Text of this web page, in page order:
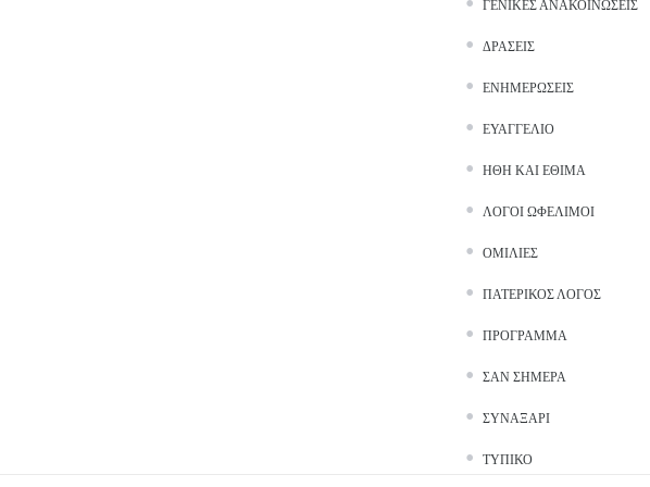
ΓΕΝΙΚΈΣ ΑΝΑΚΟΙΝΏΣΕΙΣ
ΔΡΆΣΕΙΣ
ΕΝΗΜΕΡΏΣΕΙΣ
ΕΥΑΓΓΈΛΙΟ
ΉΘΗ ΚΑΙ ΈΘΙΜΑ
ΛΌΓΟΙ ΩΦΈΛΙΜΟΙ
ΟΜΙΛΊΕΣ
ΠΑΤΕΡΙΚΌΣ ΛΌΓΟΣ
ΠΡΌΓΡΑΜΜΑ
ΣΑΝ ΣΉΜΕΡΑ
ΣΥΝΑΞΆΡΙ
ΤΥΠΙΚΌ